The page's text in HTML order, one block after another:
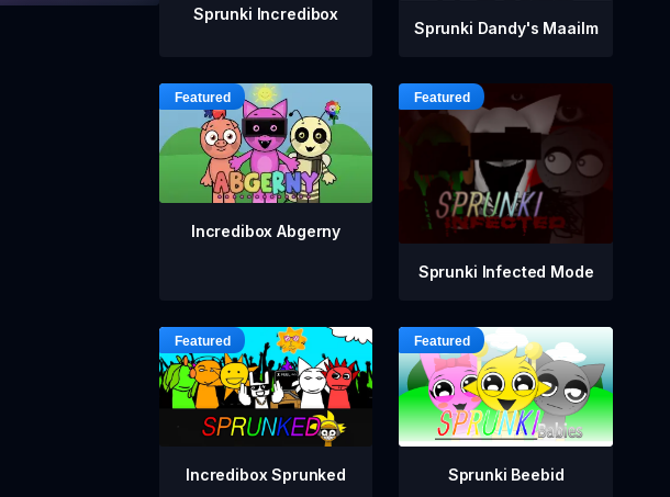
Sprunki Incredibox
Sprunki Dandy's Maailm
Incredibox Abgerny
Sprunki Infected Mode
Incredibox Sprunked Sprunki Beebid